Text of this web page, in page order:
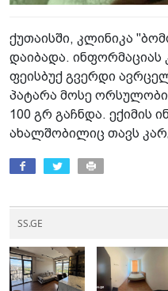
ქუთაისში, კლინიკა
დაიბადა.
ფეისბუქ გვერდი
პატარა მოსე
100 გრ გაჩნდა. ექიმის
ახალშობილიც თავს
SS.GE